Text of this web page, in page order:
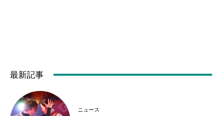
最新記事
ニュース